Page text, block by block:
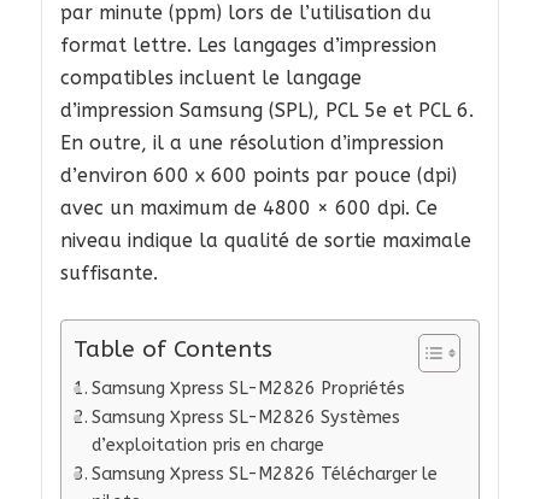
par minute (ppm) lors de l’utilisation du
format lettre. Les langages d’impression
compatibles incluent le langage
d’impression Samsung (SPL), PCL 5e et PCL 6.
En outre, il a une résolution d’impression
d’environ 600 x 600 points par pouce (dpi)
avec un maximum de 4800 × 600 dpi. Ce
niveau indique la qualité de sortie maximale
suffisante.
Table of Contents
Samsung Xpress SL-M2826 Propriétés
Samsung Xpress SL-M2826 Systèmes
d’exploitation pris en charge
Samsung Xpress SL-M2826 Télécharger le